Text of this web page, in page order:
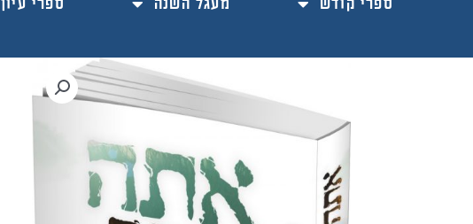
ספרי קודש מעגל השנה ספרי עיון